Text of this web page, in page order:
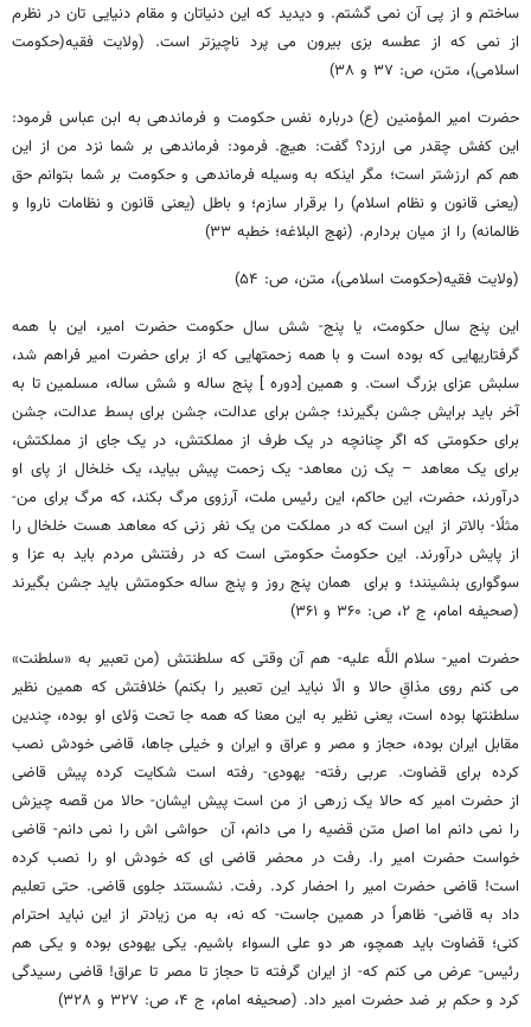
ساختم و از پی آن نمی گشتم. و دیدید که این دنیاتان و مقام دنیایی تان در نظرم
از نمی که از عطسه بزی بیرون می پرد ناچیزتر است. (ولایت فقیه(حکومت
اسلامی)، متن، ص: ۳۷ و ۳۸)
حضرت امیر المؤمنین (ع) درباره نفس حکومت و فرماندهی به ابن عباس فرمود:
این کفش چقدر می ارزد؟ گفت: هیچ. فرمود: فرماندهی بر شما نزد من از این
هم کم ارزشتر است؛ مگر اینکه به وسیله فرماندهی و حکومت بر شما بتوانم حق
(یعنی قانون و نظام اسلام) را برقرار سازم؛ و باطل (یعنی قانون و نظامات ناروا و
ظالمانه) را از میان بردارم. (نهج البلاغه؛ خطبه ۳۳)
(ولایت فقیه(حکومت اسلامی)، متن، ص: ۵۴)
این پنج سال حکومت، یا پنج- شش سال حکومت حضرت امیر، این با همه
گرفتاریهایی که بوده است و با همه زحمتهایی که از برای حضرت امیر فراهم شد،
سلبش عزای بزرگ است. و همین [دوره ] پنج ساله و شش ساله، مسلمین تا به
آخر باید برایش جشن بگیرند؛ جشن برای عدالت، جشن برای بسط عدالت، جشن
برای حکومتی که اگر چنانچه در یک طرف از مملکتش، در یک جای از مملکتش،
برای یک معاهد – یک زن معاهد- یک زحمت پیش بیاید، یک خلخال از پای او
درآورند، حضرت، این حاکم، این رئیس ملت، آرزوی مرگ بکند، که مرگ برای من-
مثلًا- بالاتر از این است که در مملکت من یک نفر زنی که معاهد هست خلخال را
از پایش درآورند. این حکومتْ حکومتی است که در رفتنش مردم باید به عزا و
سوگواری بنشینند؛ و برای همان پنج روز و پنج ساله حکومتش باید جشن بگیرند
(صحیفه امام، ج ۲، ص: ۳۶۰ و ۳۶۱)
حضرت امیر- سلام اللَّه علیه- هم آن وقتی که سلطنتش (من تعبیر به «سلطنت»
می کنم روی مذاقِ حالا و الّا نباید این تعبیر را بکنم) خلافتش که همین نظیر
سلطنتها بوده است، یعنی نظیر به این معنا که همه جا تحت وَلای او بوده، چندین
مقابل ایران بوده، حجاز و مصر و عراق و ایران و خیلی جاها، قاضی خودش نصب
کرده برای قضاوت. عربی رفته- یهودی- رفته است شکایت کرده پیش قاضی
از حضرت امیر که حالا یک زرهی از من است پیش ایشان- حالا من قصه چیزش
را نمی دانم اما اصل متن قضیه را می دانم، آن حواشی اش را نمی دانم- قاضی
خواست حضرت امیر را. رفت در محضر قاضی ای که خودش او را نصب کرده
است! قاضی حضرت امیر را احضار کرد. رفت. نشستند جلوی قاضی. حتی تعلیم
داد به قاضی- ظاهراً در همین جاست- که نه، به من زیادتر از این نباید احترام
کنی؛ قضاوت باید همچو، هر دو علی السواء باشیم. یکی یهودی بوده و یکی هم
رئیس- عرض می کنم که- از ایران گرفته تا حجاز تا مصر تا عراق! قاضی رسیدگی
کرد و حکم بر ضد حضرت امیر داد. (صحیفه امام، ج ۴، ص: ۳۲۷ و ۳۲۸)